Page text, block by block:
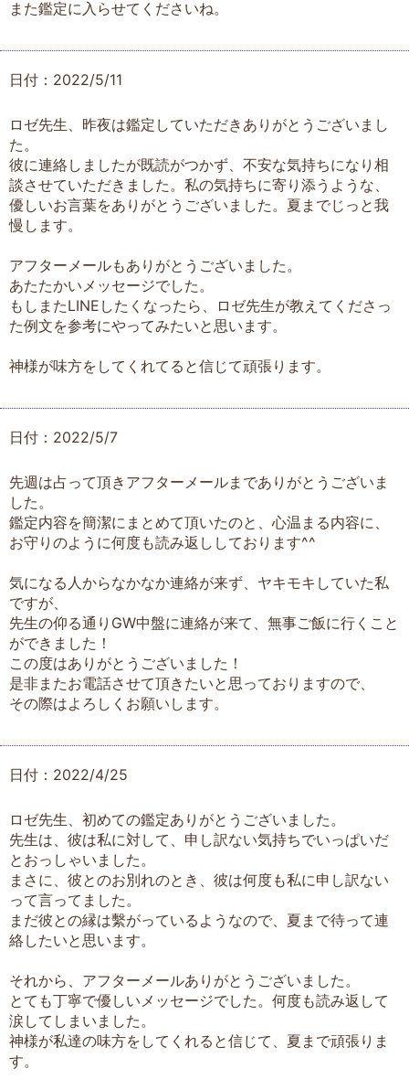
また鑑定に入らせてくださいね。
日付：2022/5/11
ロゼ先生、昨夜は鑑定していただきありがとうございまし
た。
彼に連絡しましたが既読がつかず、不安な気持ちになり相
談させていただきました。私の気持ちに寄り添うような、
優しいお言葉をありがとうございました。夏までじっと我
慢します。
アフターメールもありがとうございました。
あたたかいメッセージでした。
もしまたLINEしたくなったら、ロゼ先生が教えてくださっ
た例文を参考にやってみたいと思います。
神様が味方をしてくれてると信じて頑張ります。
日付：2022/5/7
先週は占って頂きアフターメールまでありがとうございま
した。
鑑定内容を簡潔にまとめて頂いたのと、心温まる内容に、
お守りのように何度も読み返ししております^^
気になる人からなかなか連絡が来ず、ヤキモキしていた私
ですが、
先生の仰る通りGW中盤に連絡が来て、無事ご飯に行くこと
ができました！
この度はありがとうございました！
是非またお電話させて頂きたいと思っておりますので、
その際はよろしくお願いします。
日付：2022/4/25
ロゼ先生、初めての鑑定ありがとうございました。
先生は、彼は私に対して、申し訳ない気持ちでいっぱいだ
とおっしゃいました。
まさに、彼とのお別れのとき、彼は何度も私に申し訳ない
って言ってました。
まだ彼との縁は繫がっているようなので、夏まで待って連
絡したいと思います。
それから、アフターメールありがとうございました。
とても丁寧で優しいメッセージでした。何度も読み返して
涙してしまいました。
神様が私達の味方をしてくれると信じて、夏まで頑張りま
す。